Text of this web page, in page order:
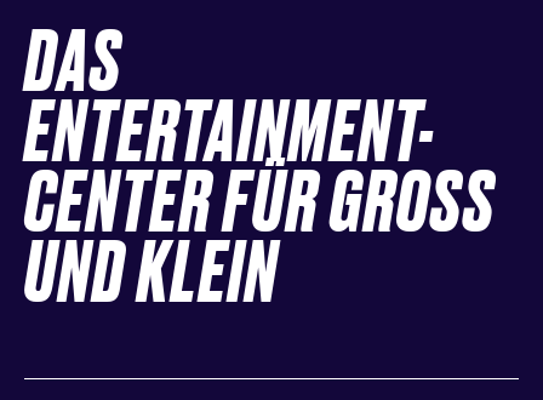
DAS
ENTERTAINMENT-
CENTER FÜR GROSS
UND KLEIN